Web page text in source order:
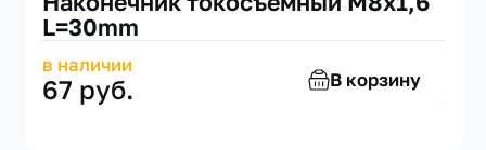
L=30mm
в наличии
67 руб. В корзину